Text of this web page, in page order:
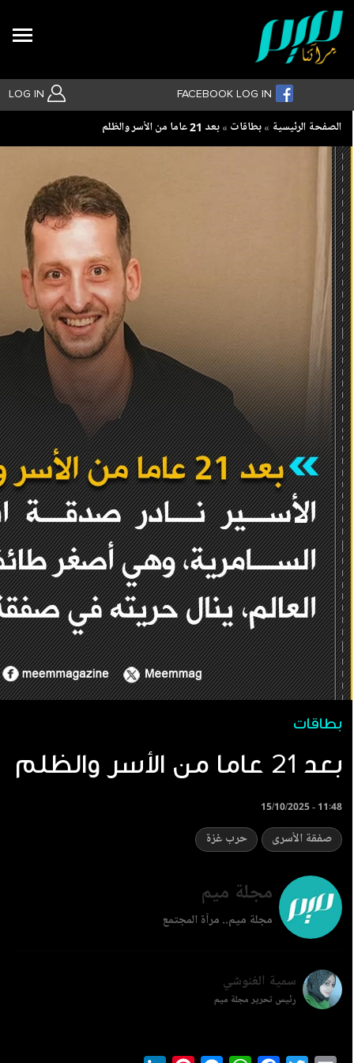
LOG IN FACEBOOK LOG IN
Breadcrumb
الصفحة الرئيسية بطاقات بعد 21 عاما من الأسر والظلم
بطاقات
بعد 21 عاما من الأسر والظلم
15/10/2025 - 11:48
صفقة الأسرى حرب غزة
مجلة ميم
مجلة ميم.. مرآة المجتمع
سمية الغنوشي
رئيس تحرير مجلة ميم